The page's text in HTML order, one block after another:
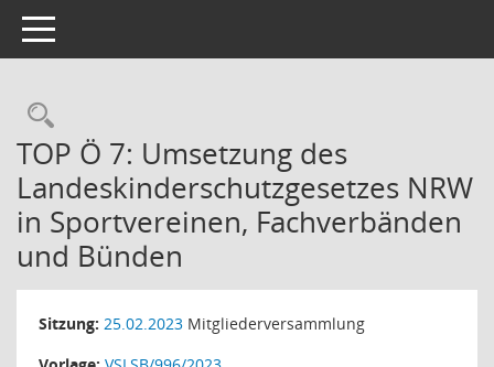
Toggle navigation
Rechercheauswahl
TOP Ö 7: Umsetzung des
Landeskinderschutzgesetzes NRW
in Sportvereinen, Fachverbänden
und Bünden
Sitzung: 25.02.2023 Mitgliederversammlung